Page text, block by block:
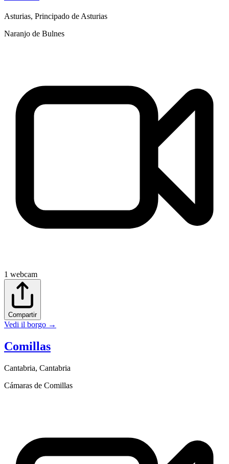
Asturias, Principado de Asturias
Naranjo de Bulnes
1 webcam
Compartir
Vedi il borgo →
Comillas
Cantabria, Cantabria
Cámaras de Comillas